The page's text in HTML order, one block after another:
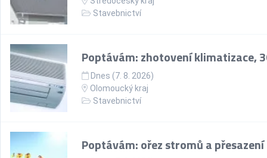
Stavebnictví
Poptávám: zhotovení klimatizace,
Dnes (7. 8. 2026)
Olomoucký kraj
Stavebnictví
Poptávám: ořez stromů a